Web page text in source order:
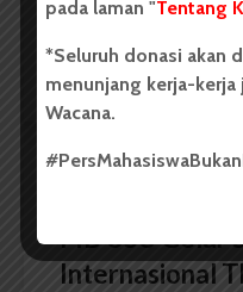
Oleh: Syarifah Sarah
FIB USU Gelar
Internasional
pada laman "Tentang
*Seluruh donasi akan
menunjang kerja-
Wacana.